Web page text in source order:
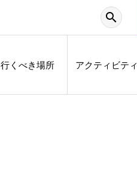
search
行くべき場所 アクティビティ